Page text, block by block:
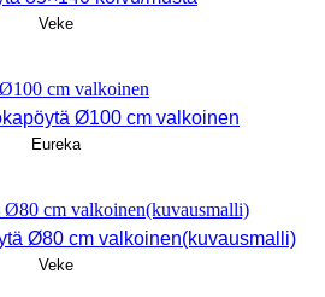
Veke
Ø100 cm valkoinen
Eureka
Ø80 cm valkoinen(kuvausmalli)
Veke